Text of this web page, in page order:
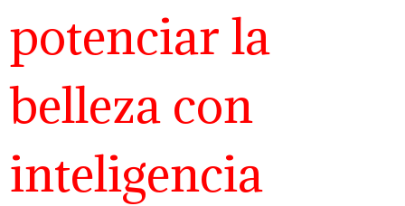
potenciar la
belleza con
inteligencia